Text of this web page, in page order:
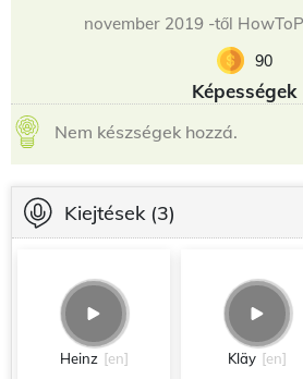
november 2019 -től
90
Képességek
Nem készségek hozzá.
Kiejtések (3)
Heinz [en] Kläy [en]